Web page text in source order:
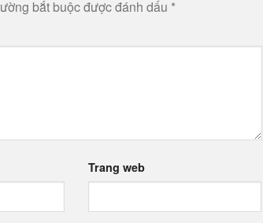
này cho lần bình luận kế tiếp của tôi.